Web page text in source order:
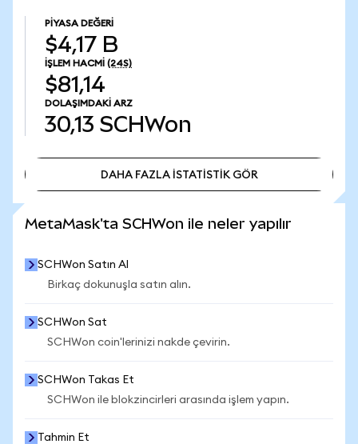
PIYASA DEĞERI
$4,17 B
İŞLEM HACMI (24S)
$81,14
DOLAŞIMDAKI ARZ
30,13 SCHWon
DAHA FAZLA İSTATİSTİK GÖR
MetaMask'ta SCHWon ile neler yapılır
SCHWon Satın Al
Birkaç dokunuşla satın alın.
SCHWon Sat
SCHWon coin'lerinizi nakde çevirin.
SCHWon Takas Et
SCHWon ile blokzincirleri arasında işlem yapın.
Tahmin Et